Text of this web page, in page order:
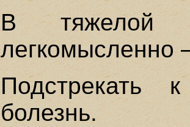
В тяжелой
легкомысленно
Подстрекать
болезнь.